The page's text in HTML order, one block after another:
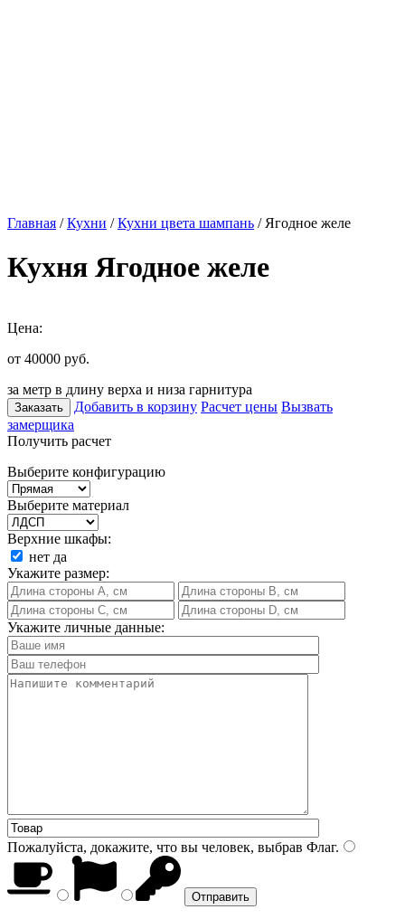
Главная /Кухни /Кухни цвета шампань / Ягодное желе
Кухня Ягодное желе
Цена:
от 40000 руб.
за метр в длину верха и низа гарнитура
Заказать Добавить в корзину Расчет цены Вызвать
замерщика
Получить расчет
Выберите конфигурацию
Выберите материал
Верхние шкафы:
нет да
Укажите размер:
Укажите личные данные:
Пожалуйста, докажите, что вы человек, выбрав Флаг.